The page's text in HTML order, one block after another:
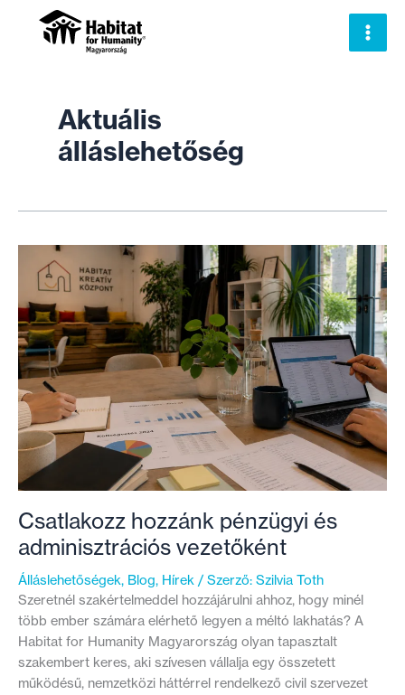
Aktuális
álláslehetőség
Csatlakozz hozzánk pénzügyi és
adminisztrációs vezetőként
Álláslehetőségek, Blog, Hírek / Szerző: Szilvia Toth
Szeretnél szakértelmeddel hozzájárulni ahhoz, hogy minél
több ember számára elérhető legyen a méltó lakhatás? A
Habitat for Humanity Magyarország olyan tapasztalt
szakembert keres, aki szívesen vállalja egy összetett
működésű, nemzetközi háttérrel rendelkező civil szervezet